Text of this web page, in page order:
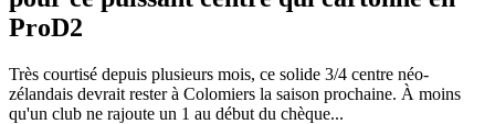
ProD2
Très courtisé depuis plusieurs mois, ce solide 3/4 centre néo-
zélandais devrait rester à Colomiers la saison prochaine. À moins
qu'un club ne rajoute un 1 au début du chèque...